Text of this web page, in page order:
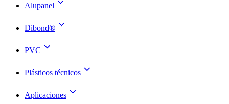
Alupanel
Dibond®
PVC
Plásticos técnicos
Aplicaciones